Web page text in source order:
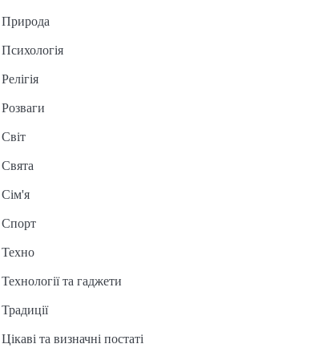
Природа
Психологія
Релігія
Розваги
Світ
Свята
Сім'я
Спорт
Техно
Технології та гаджети
Традиції
Цікаві та визначні постаті